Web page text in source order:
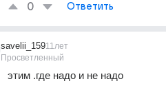
0 Ответить
savelii_159
Просветленный
11лет
этим .где надо и не надо